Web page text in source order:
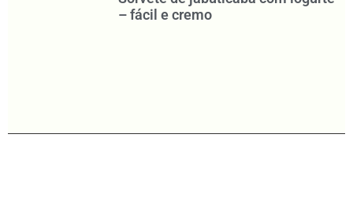
– fácil e cremo